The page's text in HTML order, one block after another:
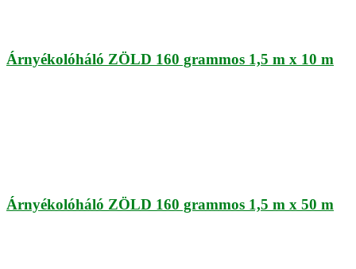
Árnyékolóháló ZÖLD 160 grammos 1,5 m x 10 m
Árnyékolóháló ZÖLD 160 grammos 1,5 m x 50 m